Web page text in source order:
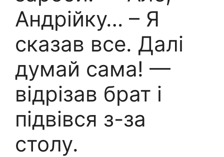
Андрійку… – Я
сказав все. Далі
думай сама! —
відрізав брат і
підвівся з-за
столу.